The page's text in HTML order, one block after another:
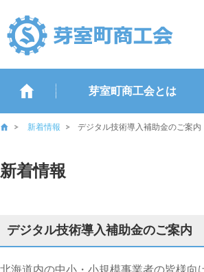
芽室町商工会とは
新着情報 デジタル技術導入補助金のご案内
新着情報
デジタル技術導入補助金のご案内
北海道内の中小・小規模事業者の皆様